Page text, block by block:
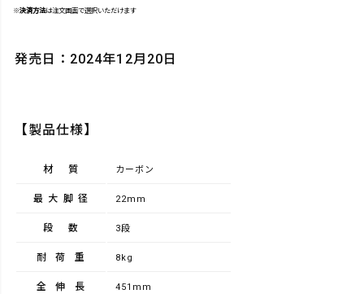
※決済方法は注文画面で選択いただけます
発売日：2024年12月20日
【製品仕様】
材質 カーボン
最大脚径 22mm
段数 3段
耐荷重 8kg
全伸長 451mm